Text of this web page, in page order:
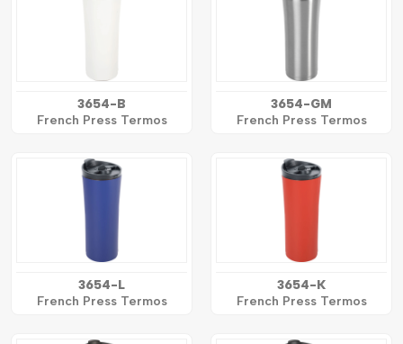
3654-B
French Press Termos
3654-GM
French Press Termos
3654-L
French Press Termos
3654-K
French Press Termos